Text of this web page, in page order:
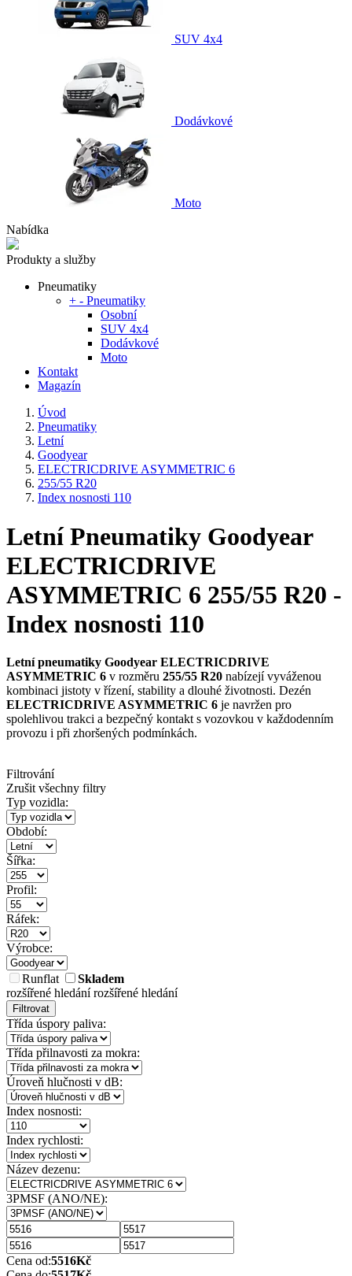
SUV 4x4
Dodávkové
Moto
Nabídka
Produkty a služby
Pneumatiky
+ - Pneumatiky
Osobní
SUV 4x4
Dodávkové
Moto
Kontakt
Magazín
Úvod
Pneumatiky
Letní
Goodyear
ELECTRICDRIVE ASYMMETRIC 6
255/55 R20
Index nosnosti 110
Letní Pneumatiky Goodyear
ELECTRICDRIVE
ASYMMETRIC 6 255/55 R20 -
Index nosnosti 110
Letní pneumatiky Goodyear ELECTRICDRIVE
ASYMMETRIC 6 v rozměru 255/55 R20 nabízejí vyváženou
kombinaci jistoty v řízení, stability a dlouhé životnosti. Dezén
ELECTRICDRIVE ASYMMETRIC 6 je navržen pro
spolehlivou trakci a bezpečný kontakt s vozovkou v každodenním
provozu i při zhoršených podmínkách.
Filtrování
Zrušit všechny filtry
Typ vozidla:
Období:
Šířka:
Profil:
Ráfek:
Výrobce:
Runflat
Skladem
rozšířené hledánírozšířené hledání
Filtrovat
Třída úspory paliva:
Třída přilnavosti za mokra:
Úroveň hlučnosti v dB:
Index nosnosti:
Index rychlosti:
Název dezenu:
3PMSF (ANO/NE):
Cena od:5516Kč